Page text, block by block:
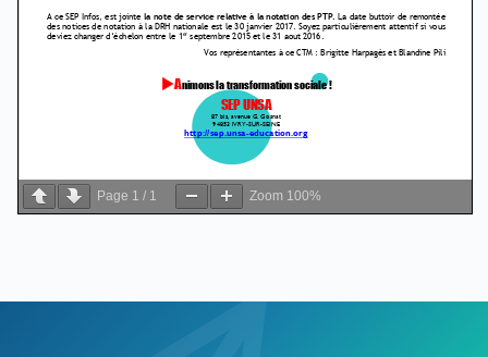
Page 1 / 1 Zoom 100%